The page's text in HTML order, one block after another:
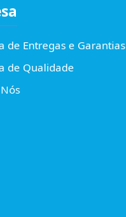
de Entregas e Garantias
de Qualidade